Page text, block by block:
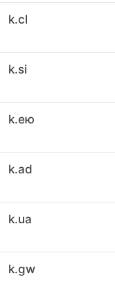
k.cl
k.si
k.ею
k.ad
k.ua
k.gw